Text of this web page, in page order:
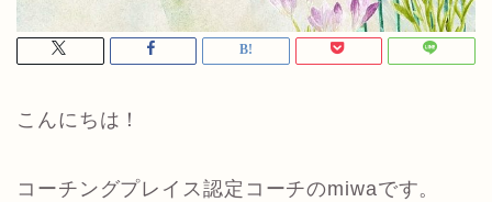
こんにちは！
コーチングプレイス認定コーチのmiwaです。